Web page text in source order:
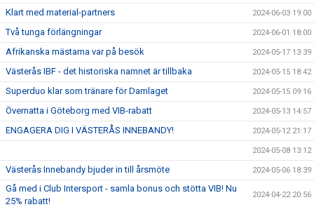
Klart med material-partners 2024-06-03 19:00
Två tunga förlängningar 2024-06-01 18:00
Afrikanska mästarna var på besök 2024-05-17 13:39
Västerås IBF - det historiska namnet är tillbaka 2024-05-15 18:42
Superduo klar som tränare för Damlaget 2024-05-15 09:16
Övernatta i Göteborg med VIB-rabatt 2024-05-13 14:57
ENGAGERA DIG I VÄSTERÅS INNEBANDY! 2024-05-12 21:17
2024-05-08 13:12
Västerås Innebandy bjuder in till årsmöte 2024-05-06 18:39
Gå med i Club Intersport - samla bonus och stötta VIB! Nu
25% rabatt!
2024-04-22 20:56